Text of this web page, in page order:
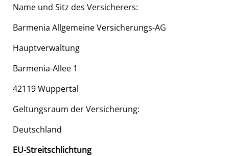
Name und Sitz des Versicherers:
Barmenia Allgemeine Versicherungs-AG
Hauptverwaltung
Barmenia-Allee 1
42119 Wuppertal
Geltungsraum der Versicherung:
Deutschland
EU-Streitschlichtung